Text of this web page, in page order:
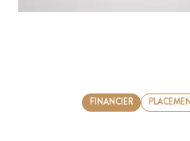
FINANCIER